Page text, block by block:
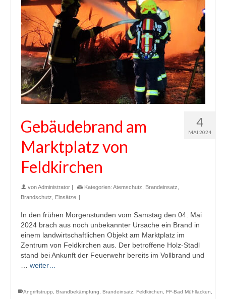
4
MAI 2024
Gebäudebrand am
Marktplatz von
Feldkirchen
vonAdministrator | Kategorien: Atemschutz Brandeinsatz
Brandschutz
Einsätze |
In den frühen Morgenstunden vom Samstag den 04. Mai
2024 brach aus noch unbekannter Ursache ein Brand in
einem landwirtschaftlichen Objekt am Marktplatz im
Zentrum von Feldkirchen aus. Der betroffene Holz-Stadl
stand bei Ankunft der Feuerwehr bereits im Vollbrand und
weiter…
Angriffstrupp Brandbekämpfung Brandeinsatz Feldkirchen FF-Bad Mühllacken